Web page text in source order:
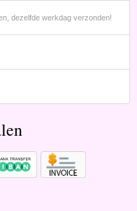
dezelfde werkdag verzonden!